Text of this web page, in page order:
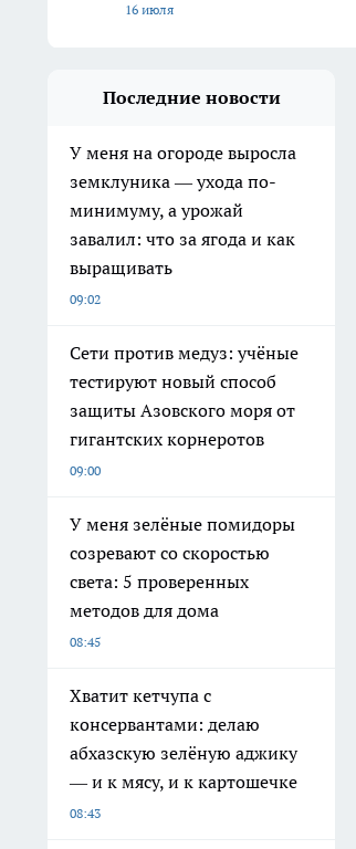
16 июля
Последние новости
У меня на огороде выросла
земклуника — ухода по-
минимуму, а урожай
завалил: что за ягода и как
выращивать
09:02
Сети против медуз: учёные
тестируют новый способ
защиты Азовского моря от
гигантских корнеротов
09:00
У меня зелёные помидоры
созревают со скоростью
света: 5 проверенных
методов для дома
08:45
Хватит кетчупа с
консервантами: делаю
абхазскую зелёную аджику
— и к мясу, и к картошечке
08:43